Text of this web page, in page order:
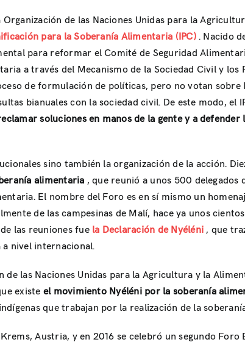
de las Naciones Unidas para la
para la Soberanía Alimentaria (IPC). Nacido
para reformar el Comité de Seguridad
a través del Mecanismo de la Sociedad Civil y
de formulación de políticas, pero no votan sobre
bianuales con la sociedad civil. De este modo,
soluciones en manos de la gente y a
sino también la organización de la acción.
alimentaria , que reunió a unos 500
El nombre del Foro es en sí mismo un
de las campesinas de Malí, hace ya unos
las reuniones fue la Declaración de Nyéléni , que
nivel internacional.
de las Naciones Unidas para la Agricultura y la
existe el movimiento Nyéléni por la soberanía
que trabajan por la realización de la
Austria, y en 2016 se celebró un segundo